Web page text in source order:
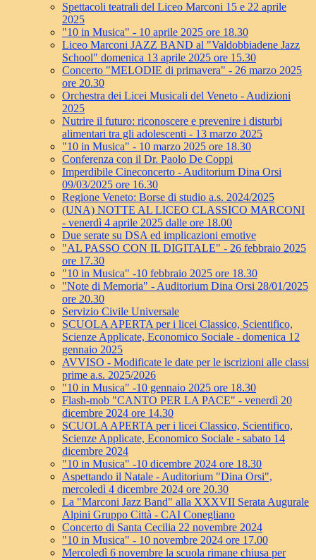
Spettacoli teatrali del Liceo Marconi 15 e 22 aprile
2025
"10 in Musica" - 10 aprile 2025 ore 18.30
Liceo Marconi JAZZ BAND al "Valdobbiadene Jazz
School" domenica 13 aprile 2025 ore 15.30
Concerto "MELODIE di primavera" - 26 marzo 2025
ore 20.30
Orchestra dei Licei Musicali del Veneto - Audizioni
2025
Nutrire il futuro: riconoscere e prevenire i disturbi
alimentari tra gli adolescenti - 13 marzo 2025
"10 in Musica" - 10 marzo 2025 ore 18.30
Conferenza con il Dr. Paolo De Coppi
Imperdibile Cineconcerto - Auditorium Dina Orsi
09/03/2025 ore 16.30
Regione Veneto: Borse di studio a.s. 2024/2025
(UNA) NOTTE AL LICEO CLASSICO MARCONI
- venerdì 4 aprile 2025 dalle ore 18.00
Due serate su DSA ed implicazioni emotive
"AL PASSO CON IL DIGITALE" - 26 febbraio 2025
ore 17.30
"10 in Musica" -10 febbraio 2025 ore 18.30
"Note di Memoria" - Auditorium Dina Orsi 28/01/2025
ore 20.30
Servizio Civile Universale
SCUOLA APERTA per i licei Classico, Scientifico,
Scienze Applicate, Economico Sociale - domenica 12
gennaio 2025
AVVISO - Modificate le date per le iscrizioni alle classi
prime a.s. 2025/2026
"10 in Musica" -10 gennaio 2025 ore 18.30
Flash-mob "CANTO PER LA PACE" - venerdì 20
dicembre 2024 ore 14.30
SCUOLA APERTA per i licei Classico, Scientifico,
Scienze Applicate, Economico Sociale - sabato 14
dicembre 2024
"10 in Musica" -10 dicembre 2024 ore 18.30
Aspettando il Natale - Auditorium "Dina Orsi",
mercoledì 4 dicembre 2024 ore 20.30
La "Marconi Jazz Band" alla XXXVII Serata Augurale
Alpini Gruppo Città - CAI Conegliano
Concerto di Santa Cecilia 22 novembre 2024
"10 in Musica" - 10 novembre 2024 ore 17.00
Mercoledì 6 novembre la scuola rimane chiusa per